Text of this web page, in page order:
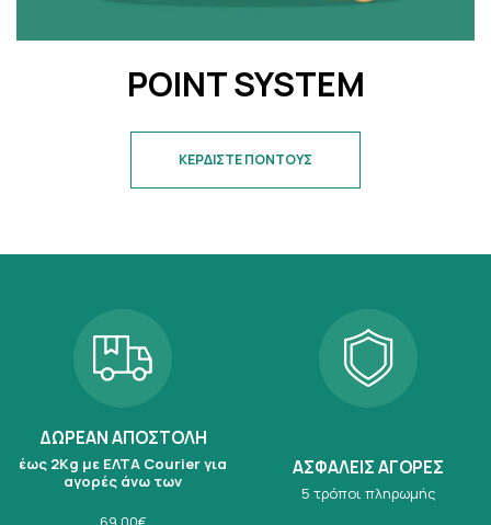
POINT SYSTEM
ΚΕΡΔΙΣΤΕ ΠΟΝΤΟΥΣ
ΔΩΡΕΑΝ ΑΠΟΣΤΟΛΗ
έως 2Kg με ΕΛΤΑ Courier για
αγορές άνω των
ΑΣΦΑΛΕΙΣ ΑΓΟΡΕΣ
5 τρόποι πληρωμής